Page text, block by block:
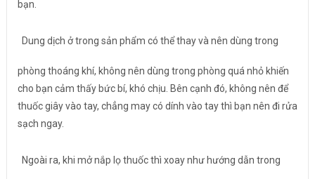
bạn.
Dung dịch ở trong sản phẩm có thể thay và nên dùng trong
phòng thoáng khí, không nên dùng trong phòng quá nhỏ khiến
cho bạn cảm thấy bức bí, khó chịu. Bên cạnh đó, không nên để
thuốc giây vào tay, chẳng may có dính vào tay thì bạn nên đi rửa
sạch ngay.
Ngoài ra, khi mở nắp lọ thuốc thì xoay như hướng dẫn trong